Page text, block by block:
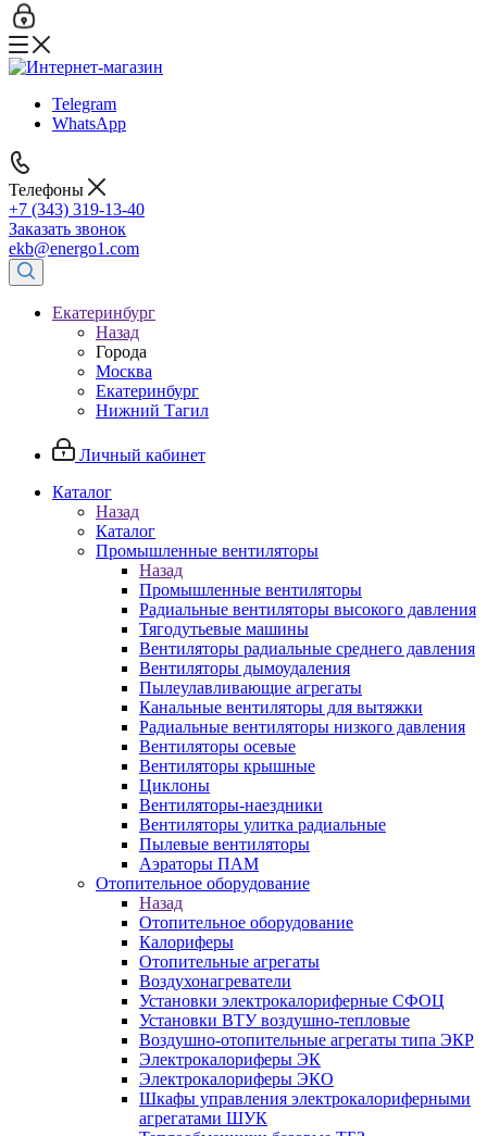
Telegram
WhatsApp
Телефоны
+7 (343) 319-13-40
Заказать звонок
ekb@energo1.com
Екатеринбург
Назад
Города
Москва
Екатеринбург
Нижний Тагил
Личный кабинет
Каталог
Назад
Каталог
Промышленные вентиляторы
Назад
Промышленные вентиляторы
Радиальные вентиляторы высокого давления
Тягодутьевые машины
Вентиляторы радиальные среднего давления
Вентиляторы дымоудаления
Пылеулавливающие агрегаты
Канальные вентиляторы для вытяжки
Радиальные вентиляторы низкого давления
Вентиляторы осевые
Вентиляторы крышные
Циклоны
Вентиляторы-наездники
Вентиляторы улитка радиальные
Пылевые вентиляторы
Аэраторы ПАМ
Отопительное оборудование
Назад
Отопительное оборудование
Калориферы
Отопительные агрегаты
Воздухонагреватели
Установки электрокалориферные СФОЦ
Установки ВТУ воздушно-тепловые
Воздушно-отопительные агрегаты типа ЭКР
Электрокалориферы ЭК
Электрокалориферы ЭКО
Шкафы управления электрокалориферными
агрегатами ШУК